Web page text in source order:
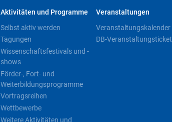
Aktivitäten und Programme
Selbst aktiv werden
Tagungen
Wissenschaftsfestivals und -
shows
Förder-, Fort- und
Weiterbildungsprogramme
Vortragsreihen
Wettbewerbe
Weitere Aktivitäten und
Veranstaltungen
Veranstaltungskalender
DB-Veranstaltungsticket